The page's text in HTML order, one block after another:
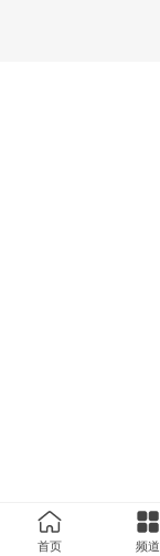
首页 频道